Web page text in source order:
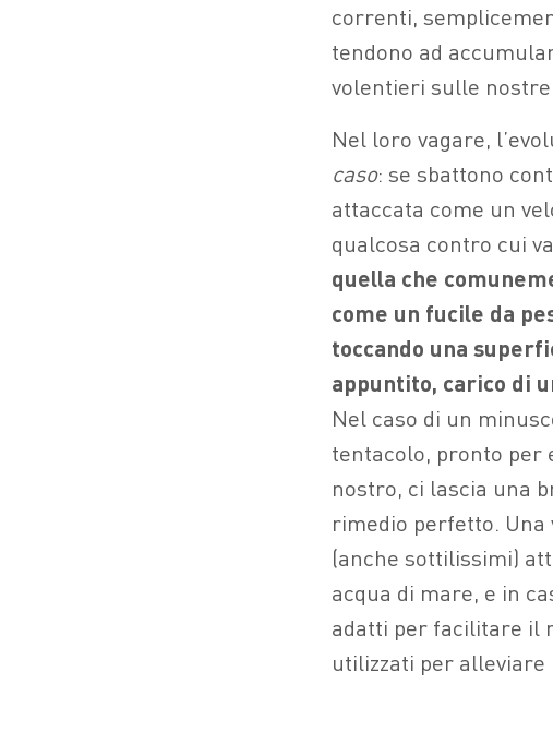
correnti,
tendono ad
volentieri sulle
Nel loro vagare,
caso: se sbattono
attaccata come un
qualcosa contro cui
quella che
come un fucile da
toccando una
appuntito, carico di
Nel caso di un
tentacolo, pronto per
nostro, ci lascia una
rimedio perfetto.
(anche sottilissimi)
acqua di mare, e in
adatti per facilitare il
utilizzati per alleviare